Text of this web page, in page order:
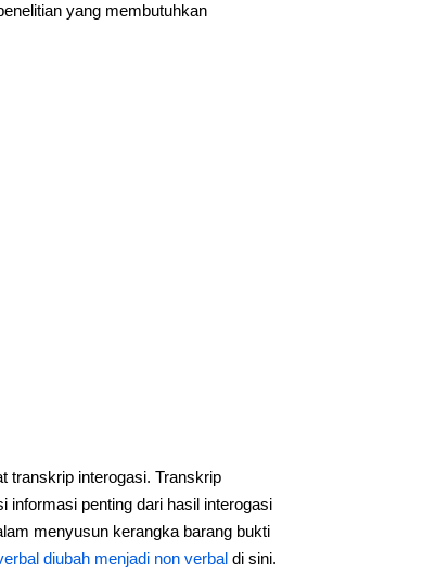
yang membutuhkan
transkrip interogasi. Transkrip
informasi penting dari hasil interogasi
menyusun kerangka barang bukti
diubah menjadi non verbaldi sini.